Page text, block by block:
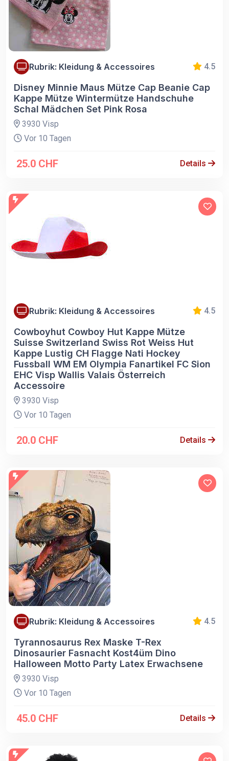
Rubrik: Kleidung & Accessoires 4.5
Disney Minnie Maus Mütze Cap Beanie Cap
Kappe Mütze Wintermütze Handschuhe
Schal Mädchen Set Pink Rosa
3930 Visp
Vor 10 Tagen
25.0 CHF Details
Rubrik: Kleidung & Accessoires 4.5
Cowboyhut Cowboy Hut Kappe Mütze
Suisse Switzerland Swiss Rot Weiss Hut
Kappe Lustig CH Flagge Nati Hockey
Fussball WM EM Olympia Fanartikel FC Sion
EHC Visp Wallis Valais Österreich
Accessoire
3930 Visp
Vor 10 Tagen
20.0 CHF Details
Rubrik: Kleidung & Accessoires 4.5
Tyrannosaurus Rex Maske T-Rex
Dinosaurier Fasnacht Kost4üm Dino
Halloween Motto Party Latex Erwachsene
3930 Visp
Vor 10 Tagen
45.0 CHF Details